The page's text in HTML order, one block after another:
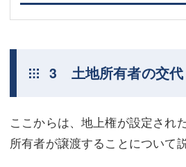
3 土地所有者の交代
ここからは、地上権が設定され
所有者が譲渡することについて